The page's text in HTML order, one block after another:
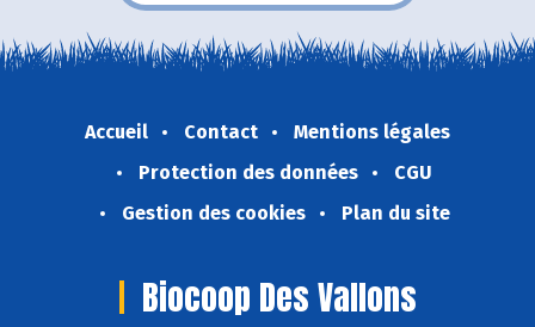
Accueil Contact
Mentions légales
Protection des données
CGU
Gestion des cookies
Plan du site
Biocoop Des Vallons